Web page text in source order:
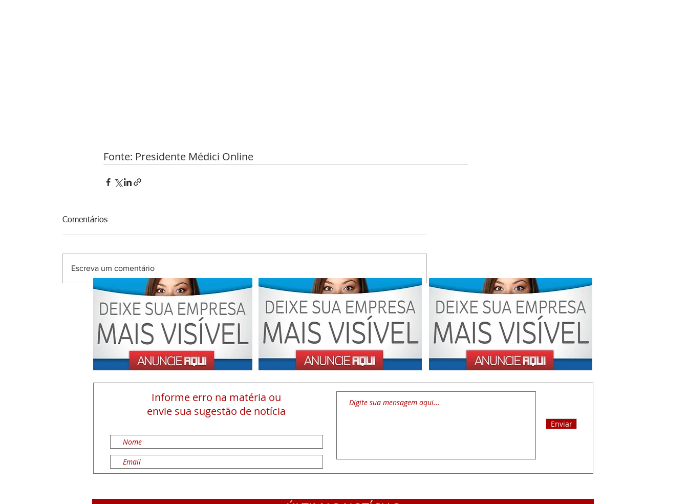
Fonte: Presidente Médici Online
Comentários
Escreva um comentário
Informe erro na matéria ou
envie sua sugestão de notícia
Enviar